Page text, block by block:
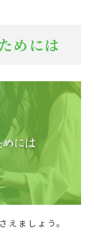
めには
えましょう。